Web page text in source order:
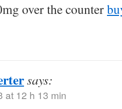
over the counter
says:
at 12 h 13 min